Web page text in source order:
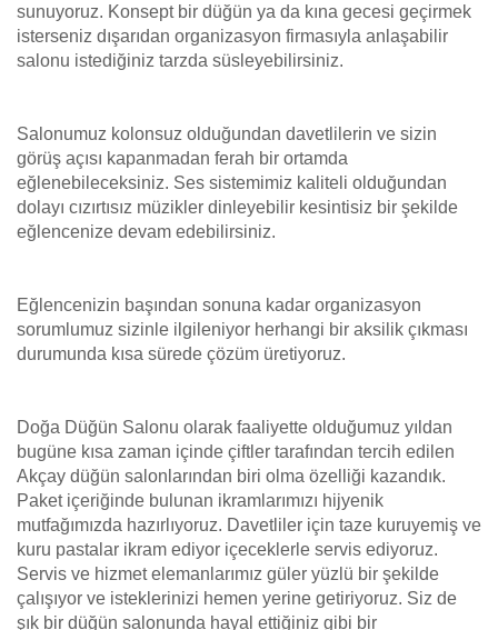
sunuyoruz. Konsept bir düğün ya da kına gecesi geçirmek
isterseniz dışarıdan organizasyon firmasıyla anlaşabilir
salonu istediğiniz tarzda süsleyebilirsiniz.
Salonumuz kolonsuz olduğundan davetlilerin ve sizin
görüş açısı kapanmadan ferah bir ortamda
eğlenebileceksiniz. Ses sistemimiz kaliteli olduğundan
dolayı cızırtısız müzikler dinleyebilir kesintisiz bir şekilde
eğlencenize devam edebilirsiniz.
Eğlencenizin başından sonuna kadar organizasyon
sorumlumuz sizinle ilgileniyor herhangi bir aksilik çıkması
durumunda kısa sürede çözüm üretiyoruz.
Doğa Düğün Salonu olarak faaliyette olduğumuz yıldan
bugüne kısa zaman içinde çiftler tarafından tercih edilen
Akçay düğün salonlarından biri olma özelliği kazandık.
Paket içeriğinde bulunan ikramlarımızı hijyenik
mutfağımızda hazırlıyoruz. Davetliler için taze kuruyemiş ve
kuru pastalar ikram ediyor içeceklerle servis ediyoruz.
Servis ve hizmet elemanlarımız güler yüzlü bir şekilde
çalışıyor ve isteklerinizi hemen yerine getiriyoruz. Siz de
şık bir düğün salonunda hayal ettiğiniz gibi bir